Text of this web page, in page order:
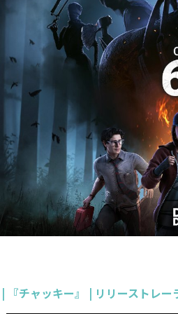
チャッキー』 | リリーストレー